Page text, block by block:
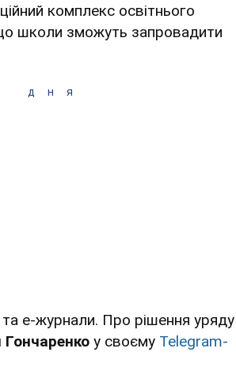
комплекс освітнього
школи зможуть запровадити
дня
е-журнали. Про рішення уряду
Гончаренко у своєму Telegram-